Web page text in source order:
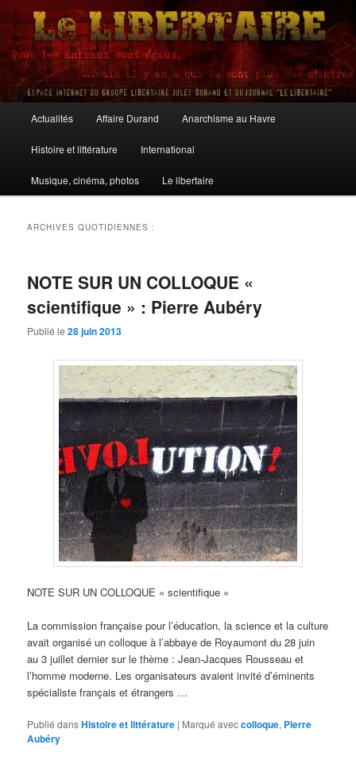
Aller
contenu
principal
Aller
contenu
secondaire
Le Libertaire
principal
Actualités Affaire Durand Anarchisme au Havre
Histoire et littérature International
Musique, cinéma, photos Le libertaire
ARCHIVES QUOTIDIENNES :
NOTE SUR UN COLLOQUE «
scientifique » : Pierre Aubéry
Publié le28 juin 2013
NOTE SUR UN COLLOQUE « scientifique »
La commission française pour l’éducation, la science et la culture
avait organisé un colloque à l’abbaye de Royaumont du 28 juin
au 3 juillet dernier sur le thème : Jean-Jacques Rousseau et
l’homme moderne. Les organisateurs avaient invité d’éminents
spécialiste français et étrangers …
Publié dansHistoire et littérature | Marqué aveccolloque, Pierre
Aubéry